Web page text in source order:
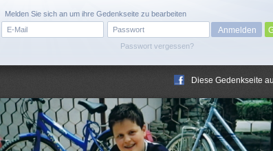
Passwort vergessen?
Melden Sie sich an um ihre Gedenkseite zu bearbeiten
Diese Gedenkseite